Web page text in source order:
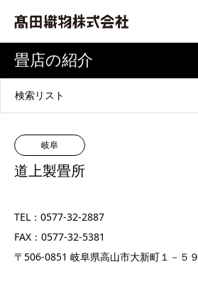
畳店の紹介
検索リスト
岐阜
道上製畳所
TEL：0577-32-2887
FAX：0577-32-5381
〒506-0851 岐阜県高山市大新町１－５９